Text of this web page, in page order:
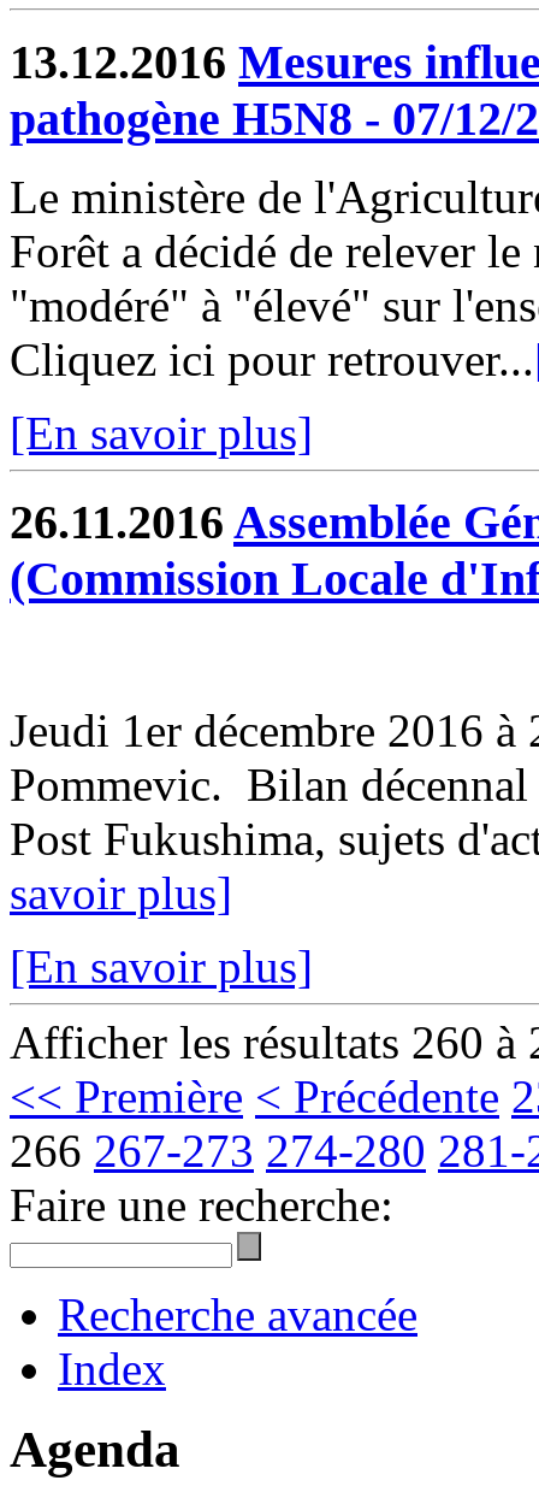
13.12.2016 Mesures
pathogène H5N8 - 07/12/
Le ministère de
Forêt a décidé de relever
"modéré" à "élevé" sur
Cliquez ici pour retrouver...
[En savoir plus]
26.11.2016 Assemblée
(Commission Locale
Jeudi 1er décembre 2016 à
Pommevic. Bilan
Post Fukushima, sujets
savoir plus]
[En savoir plus]
Afficher les résultats 260 à
<< Première < Précédente
266 267-273 274-280 281-
Faire une recherche:
Recherche avancée
Index
Agenda